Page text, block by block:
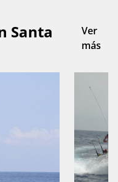
Santa
Ver
más